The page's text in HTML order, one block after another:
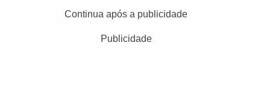
Continua após a publicidade
Publicidade